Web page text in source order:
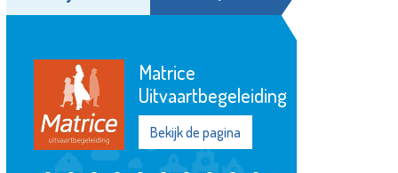
Aleida Praktijk
voor
Verloskunde
Bekijk de pagina